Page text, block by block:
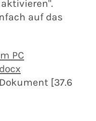
auf das
PC
[37.6